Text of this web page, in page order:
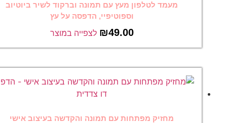
מעמד לטלפון מעץ עם תמונה וברקוד לשיר ביוטיוב
וספוטיפיי, הדפסה על עץ
₪49.00 לצפייה במוצר
מחזיק מפתחות עם תמונה והקדשה בעיצוב אישי